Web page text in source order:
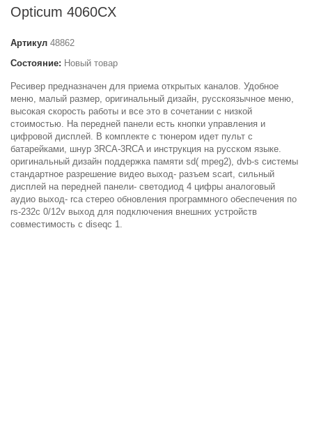
Opticum 4060CX
Артикул 48862
Состояние: Новый товар
Ресивер предназначен для приема открытых каналов. Удобное
меню, малый размер, оригинальный дизайн, русскоязычное меню,
высокая скорость работы и все это в сочетании с низкой
стоимостью. На передней панели есть кнопки управления и
цифровой дисплей. В комплекте с тюнером идет пульт с
батарейками, шнур 3RCA-3RCA и инструкция на русском языке.
оригинальный дизайн поддержка памяти sd( mpeg2), dvb-s системы
стандартное разрешение видео выход- разъем scart, сильный
дисплей на передней панели- светодиод 4 цифры аналоговый
аудио выход- rca стерео обновления программного обеспечения по
rs-232c 0/12v выход для подключения внешних устройств
совместимость с diseqc 1.